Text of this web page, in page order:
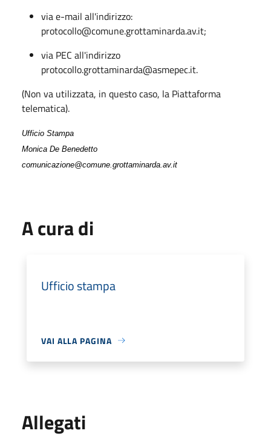
via e-mail all'indirizzo:
protocollo@comune.grottaminarda.av.it;
via PEC all'indirizzo
protocollo.grottaminarda@asmepec.it.
(Non va utilizzata, in questo caso, la Piattaforma
telematica).
Ufficio Stampa
Monica De Benedetto
comunicazione@comune.grottaminarda.av.it
A cura di
Ufficio stampa
VAI ALLA PAGINA
Allegati